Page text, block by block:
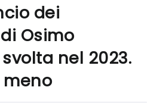
dei
Osimo
nel 2023.